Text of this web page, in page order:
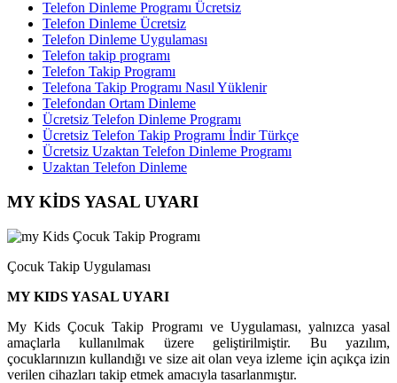
Telefon Dinleme Programı Ücretsiz
Telefon Dinleme Ücretsiz
Telefon Dinleme Uygulaması
Telefon takip programı
Telefon Takip Programı
Telefona Takip Programı Nasıl Yüklenir
Telefondan Ortam Dinleme
Ücretsiz Telefon Dinleme Programı
Ücretsiz Telefon Takip Programı İndir Türkçe
Ücretsiz Uzaktan Telefon Dinleme Programı
Uzaktan Telefon Dinleme
MY KİDS YASAL UYARI
Çocuk Takip Uygulaması
MY KIDS YASAL UYARI
My Kids Çocuk Takip Programı ve Uygulaması, yalnızca yasal
amaçlarla kullanılmak üzere geliştirilmiştir. Bu yazılım,
çocuklarınızın kullandığı ve size ait olan veya izleme için açıkça izin
verilen cihazları takip etmek amacıyla tasarlanmıştır.